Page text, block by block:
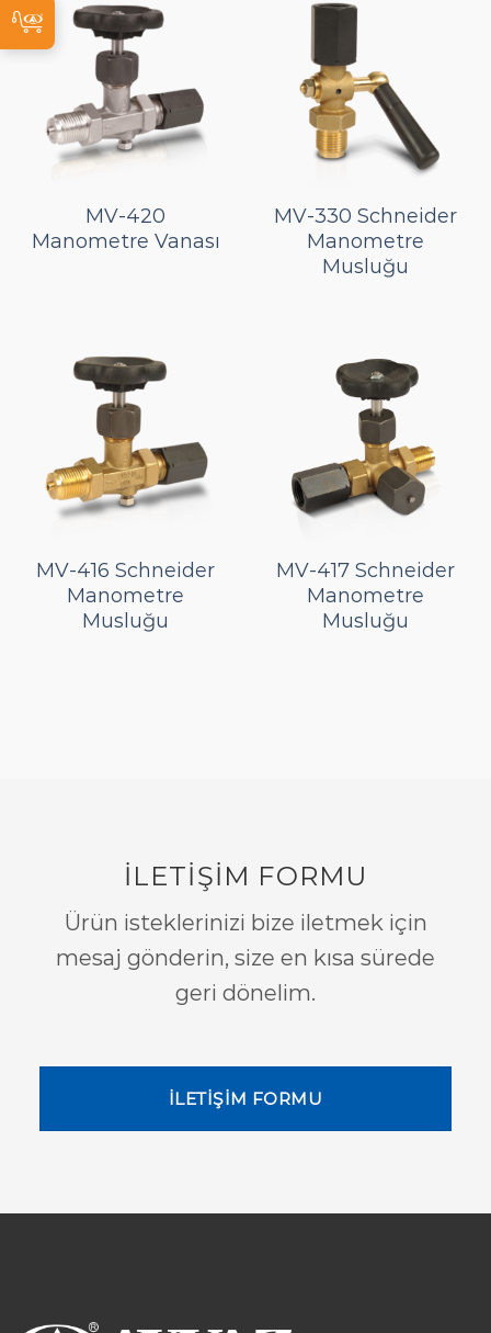
MV-420
Manometre Vanası
MV-330 Schneider
Manometre
Musluğu
MV-416 Schneider
Manometre
Musluğu
MV-417 Schneider
Manometre
Musluğu
İLETİŞİM FORMU
Ürün isteklerinizi bize iletmek için
mesaj gönderin, size en kısa sürede
geri dönelim.
İLETİŞİM FORMU